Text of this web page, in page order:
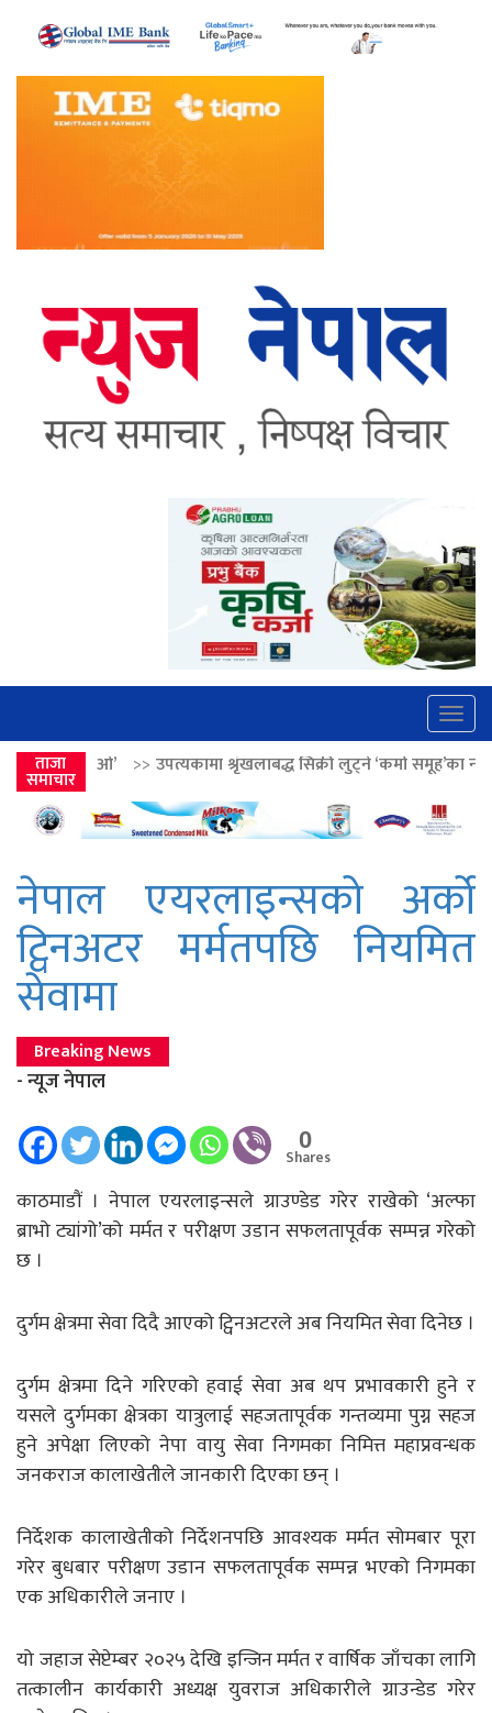
ताजा
समाचार
श्रृंखलाबद्ध सिक्री लुट्ने ‘कर्मा समूह’का नाइकेसहित पाँच पक्राउ >>
नेपाल एयरलाइन्सको अर्को
ट्विनअटर मर्मतपछि नियमित
सेवामा
Breaking News
- न्यूज नेपाल
0
Shares
काठमाडाैं । नेपाल एयरलाइन्सले ग्राउण्डेड गरेर राखेको ‘अल्फा
ब्राभो ट्यांगो’को मर्मत र परीक्षण उडान सफलतापूर्वक सम्पन्न गरेको
छ ।
दुर्गम क्षेत्रमा सेवा दिदै आएको ट्विनअटरले अब नियमित सेवा दिनेछ ।
दुर्गम क्षेत्रमा दिने गरिएको हवाई सेवा अब थप प्रभावकारी हुने र
यसले दुर्गमका क्षेत्रका यात्रुलाई सहजतापूर्वक गन्तव्यमा पुग्न सहज
हुने अपेक्षा लिएको नेपा वायु सेवा निगमका निमित्त महाप्रवन्धक
जनकराज कालाखेतीले जानकारी दिएका छन् ।
निर्देशक कालाखेतीको निर्देशनपछि आवश्यक मर्मत सोमबार पूरा
गरेर बुधबार परीक्षण उडान सफलतापूर्वक सम्पन्न भएको निगमका
एक अधिकारीले जनाए ।
यो जहाज सेप्टेम्बर २०२५ देखि इन्जिन मर्मत र वार्षिक जाँचका लागि
तत्कालीन कार्यकारी अध्यक्ष युवराज अधिकारीले ग्राउन्डेड गरेर